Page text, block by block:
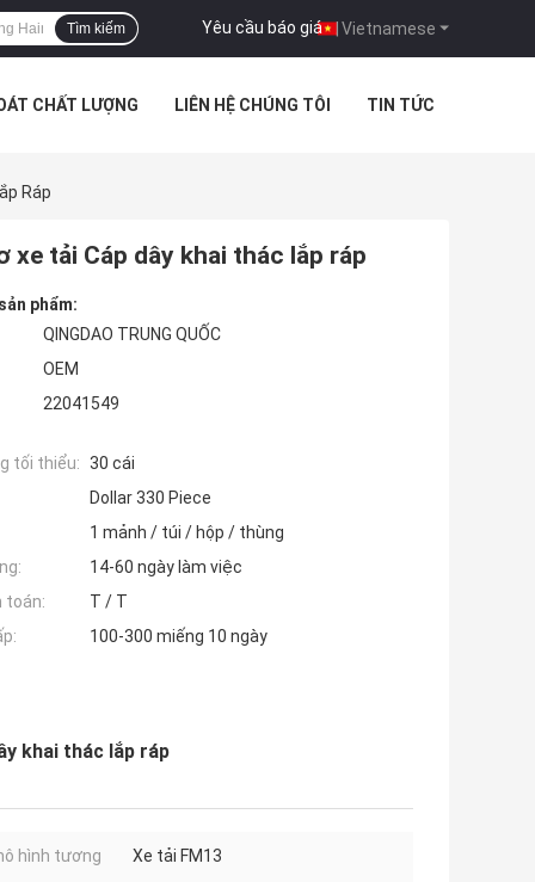
Vietnamese
Yêu cầu báo giá |
Tìm kiếm
CHẤT LƯỢNG LIÊN HỆ CHÚNG TÔI TIN TỨC
Ráp
tải Cáp dây khai thác lắp ráp
phẩm:
QINGDAO TRUNG QUỐC
OEM
22041549
tối thiểu: 30 cái
Dollar 330 Piece
1 mảnh / túi / hộp / thùng
14-60 ngày làm việc
toán:
T / T
100-300 miếng 10 ngày
khai thác lắp ráp
hình tương Xe tải FM13